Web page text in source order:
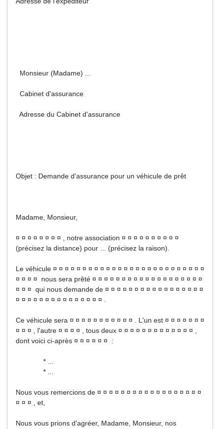
Monsieur (Madame) ...
Cabinet d'assurance
Adresse du Cabinet d'assurance
Objet : Demande d'assurance pour un véhicule de prêt
Madame, Monsieur,
¤ ¤ ¤ ¤ ¤ ¤ ¤ ¤ , notre association ¤ ¤ ¤ ¤ ¤ ¤ ¤ ¤ ¤ ¤
(précisez la distance) pour ... (précisez la raison).
Le véhicule ¤ ¤ ¤ ¤ ¤ ¤ ¤ ¤ ¤ ¤ ¤ ¤ ¤ ¤ ¤ ¤ ¤ ¤ ¤ ¤ ¤ ¤ ¤ ¤ ¤ ¤
¤ ¤ ¤ ¤ nous sera prêté ¤ ¤ ¤ ¤ ¤ ¤ ¤ ¤ ¤ ¤ ¤ ¤ ¤ ¤ ¤ ¤ ¤ ¤ ¤
¤ ¤ ¤ qui nous demande de ¤ ¤ ¤ ¤ ¤ ¤ ¤ ¤ ¤ ¤ ¤ ¤ ¤ ¤ ¤ ¤ ¤
¤ ¤ ¤ ¤ ¤ ¤ ¤ ¤ ¤ ¤ ¤ ¤ ¤ ¤ ¤ .
Ce véhicule sera ¤ ¤ ¤ ¤ ¤ ¤ ¤ ¤ ¤ ¤ ¤ . L'un est ¤ ¤ ¤ ¤ ¤ ¤ ¤
¤ ¤ ¤ , l'autre ¤ ¤ ¤ ¤ , tous deux ¤ ¤ ¤ ¤ ¤ ¤ ¤ ¤ ¤ ¤ ¤ ¤ ¤ ,
dont voici ci-après ¤ ¤ ¤ ¤ ¤ ¤ :
* ...
* ...
Nous vous remercions de ¤ ¤ ¤ ¤ ¤ ¤ ¤ ¤ ¤ ¤ ¤ ¤ ¤ ¤ ¤ ¤ ¤ ¤
¤ ¤ ¤ , et,
Nous vous prions d'agréer, Madame, Monsieur, nos